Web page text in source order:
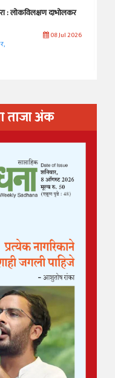
: लोकविलक्षण दाभोलकर
08 Jul 2026
ताजा अंक